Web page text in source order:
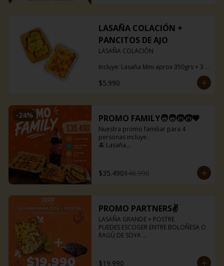
LASAÑA COLACIÓN +
PANCITOS DE AJO
LASAÑA COLACIÓN
Incluye: Lasaña Mini aprox 350grs + 3
Puedes escoger entre boloñesa o ragú
$5.990
-24% PROMO FAMILY🧑‍🧑‍🧒‍🧒🧡
Nuestra promo familiar para 4
personas incluye:
🍝 Lasaña
🥤 Bebida de 1,5 litros
🍞 Pancitos de ajo(12 uds)
🥓Baby bacon
🍝Boloñesa
🌱Ragú de soya
$35.490$46.990
PROMO PARTNERS✌️
LASAÑA GRANDE + POSTRE
PUEDES ESCOGER ENTRE BOLOÑESA O
RAGÚ DE SOYA
Pancitos de ajo (6uds)
$19.990